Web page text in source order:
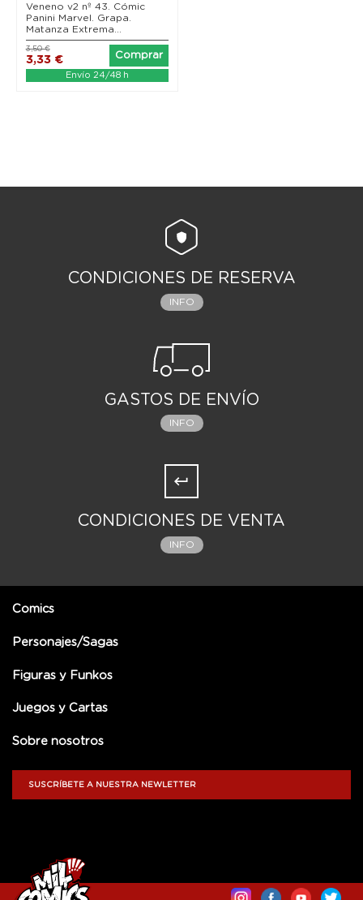
Veneno v2 nº 43. Cómic
Panini Marvel. Grapa.
Matanza Extrema...
3,33 €
3,50 €
Comprar
Envío 24/48 h
CONDICIONES DE RESERVA
INFO
GASTOS DE ENVÍO
INFO
CONDICIONES DE VENTA
INFO
Comics
Personajes/Sagas
Figuras y Funkos
Juegos y Cartas
Sobre nosotros
SUSCRÍBETE A NUESTRA NEWLETTER